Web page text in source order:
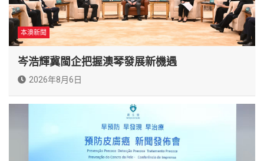
本澳新聞
岑浩輝冀閩企把握澳琴發展新機遇
2026年8月6日